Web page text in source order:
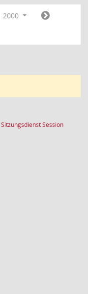
2000
SitzungsdienstSession(Wird in